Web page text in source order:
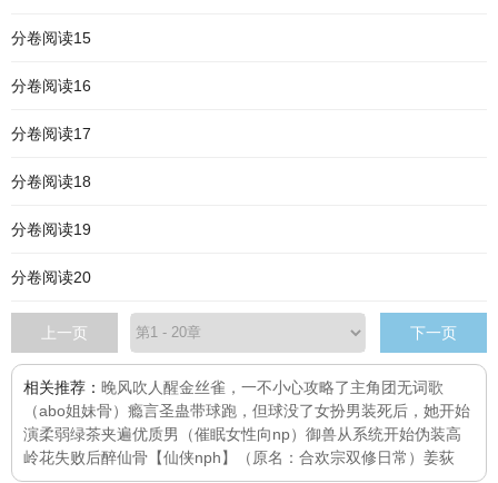
分卷阅读15
分卷阅读16
分卷阅读17
分卷阅读18
分卷阅读19
分卷阅读20
上一页 下一页
相关推荐： 晚风吹人醒金丝雀，一不小心攻略了主角团无词歌
（abo姐妹骨） 瘾言圣蛊带球跑，但球没了女扮男装死后，她开始
演柔弱绿茶夹遍优质男（催眠女性向np） 御兽从系统开始伪装高
岭花失败后醉仙骨【仙侠nph】（原名：合欢宗双修日常） 姜荻